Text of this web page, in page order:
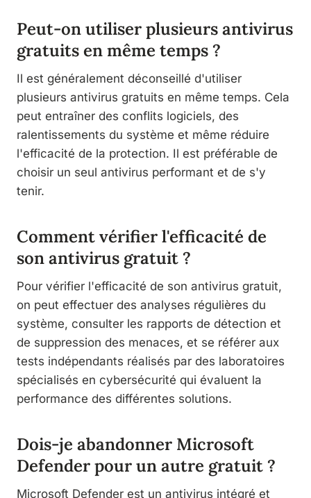
Peut-on utiliser plusieurs antivirus
gratuits en même temps ?
Il est généralement déconseillé d'utiliser
plusieurs antivirus gratuits en même temps. Cela
peut entraîner des conflits logiciels, des
ralentissements du système et même réduire
l'efficacité de la protection. Il est préférable de
choisir un seul antivirus performant et de s'y
tenir.
Comment vérifier l'efficacité de
son antivirus gratuit ?
Pour vérifier l'efficacité de son antivirus gratuit,
on peut effectuer des analyses régulières du
système, consulter les rapports de détection et
de suppression des menaces, et se référer aux
tests indépendants réalisés par des laboratoires
spécialisés en cybersécurité qui évaluent la
performance des différentes solutions.
Dois-je abandonner Microsoft
Defender pour un autre gratuit ?
Microsoft Defender est un antivirus intégré et